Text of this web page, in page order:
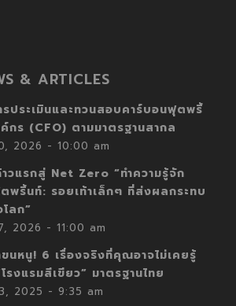
& ARTICLES
รประเมินและทวนสอบคาร์บอนฟุตพริ้
กร (CFO) ตามมาตรฐานสากล
2026 - 10:00 am
วแรกสู่ Net Zero “ทำความรู้จัก
พริ้นท์: รอยเท้าเล็กๆ ที่ส่งผลกระทบ
ลก”
2026 - 11:00 am
ขนหนู! 6 เรื่องจริงที่คุณอาจไม่เคยรู้
รงแรมสีเขียว” มาตรฐานไทย
2025 - 9:35 am